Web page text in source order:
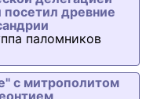
посетил древние
паломников
с митрополитом